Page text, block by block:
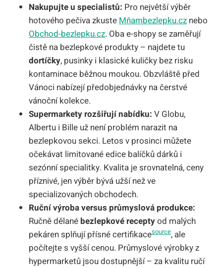
Nakupujte u specialistů: Pro největší výběr
hotového pečiva zkuste Mňambezlepku.cz nebo
Obchod-bezlepku.cz. Oba e-shopy se zaměřují
čistě na bezlepkové produkty – najdete tu
dortíčky, pusinky i klasické kuličky bez risku
kontaminace běžnou moukou. Obzvláště před
Vánoci nabízejí předobjednávky na čerstvé
vánoční kolekce.
Supermarkety rozšiřují nabídku: V Globu,
Albertu i Bille už není problém narazit na
bezlepkovou sekci. Letos v prosinci můžete
očekávat limitované edice balíčků dárků i
sezónní specialitky. Kvalita je srovnatelná, ceny
příznivé, jen výběr bývá užší než ve
specializovaných obchodech.
Ruční výroba versus průmyslová produkce:
Ručně dělané bezlepkové receptyod malých
pekáren splňují přísné certifikacesource, ale
počítejte s vyšší cenou. Průmyslové výrobky z
hypermarketů jsou dostupnější – za kvalitu ručí